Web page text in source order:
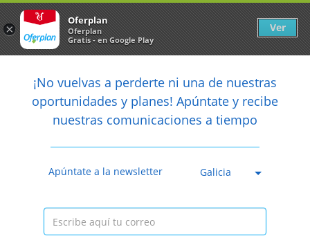

Caducada
arrow_back Newsletter
¡No vuelvas a perderte ni una de nuestras
oportunidades y planes! Apúntate y recibe
nuestras comunicaciones a tiempo
Apúntate a la newsletter Galicia
×
Oferplan
Oferplan
Gratis - en Google Play
Ver